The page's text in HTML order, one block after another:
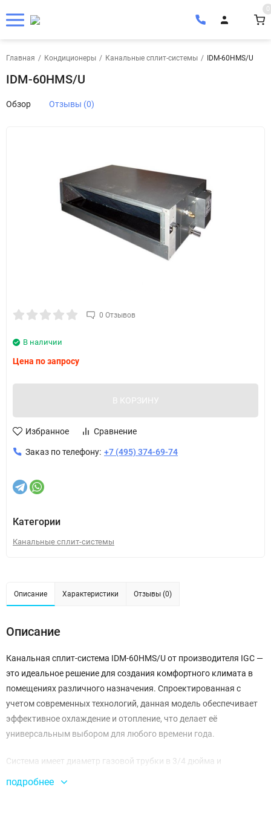
0
Главная / Кондиционеры / Канальные сплит-системы / IDM-60HMS/U
IDM-60HMS/U
Обзор Отзывы (0)
0 Отзывов
В наличии
Цена по запросу
В КОРЗИНУ
Избранное Сравнение
Заказ по телефону: +7 (495) 374-69-74
Категории
Канальные сплит-системы
Описание Характеристики Отзывы (0)
Описание
Канальная сплит-система IDM-60HMS/U от производителя IGC —
это идеальное решение для создания комфортного климата в
помещениях различного назначения. Спроектированная с
учетом современных технологий, данная модель обеспечивает
эффективное охлаждение и отопление, что делает её
универсальным выбором для любого времени года.
Система имеет диаметр газовой трубки в 3/4 дюйма и
жидкостной трубки — 3/8 дюйма, что обеспечивает надежный и
подробнее